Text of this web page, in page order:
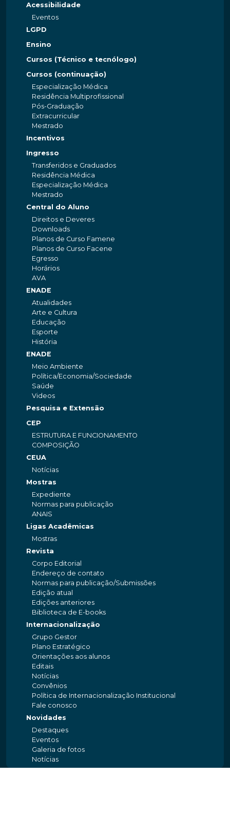
Acessibilidade
Eventos
LGPD
Ensino
Cursos (Técnico e tecnólogo)
Cursos (continuação)
Especialização Médica
Residência Multiprofissional
Pós-Graduação
Extracurricular
Mestrado
Incentivos
Ingresso
Transferidos e Graduados
Residência Médica
Especialização Médica
Mestrado
Central do Aluno
Direitos e Deveres
Downloads
Planos de Curso Famene
Planos de Curso Facene
Egresso
Horários
AVA
ENADE
Atualidades
Arte e Cultura
Educação
Esporte
História
ENADE
Meio Ambiente
Política/Economia/Sociedade
Saúde
Videos
Pesquisa e Extensão
CEP
ESTRUTURA E FUNCIONAMENTO
COMPOSIÇÃO
CEUA
Notícias
Mostras
Expediente
Normas para publicação
ANAIS
Ligas Acadêmicas
Mostras
Revista
Corpo Editorial
Endereço de contato
Normas para publicação/Submissões
Edição atual
Edições anteriores
Biblioteca de E-books
Internacionalização
Grupo Gestor
Plano Estratégico
Orientações aos alunos
Editais
Notícias
Convênios
Política de Internacionalização Institucional
Fale conosco
Novidades
Destaques
Eventos
Galeria de fotos
Notícias